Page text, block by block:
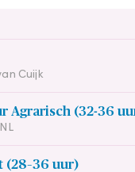
Cuijk
Agrarisch (32-36
(28–36 uur)